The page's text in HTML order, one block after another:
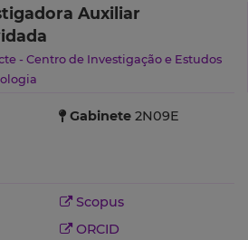
Auxiliar
- Centro de Investigação e Estudos
Gabinete 2N09E
Scopus
ORCID